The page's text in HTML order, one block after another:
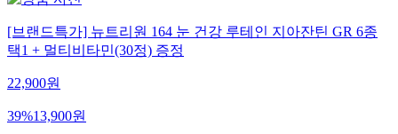
[브랜드특가] 뉴트리원 164 눈 건강 루테인 지아잔틴 GR 6종
택1 + 멀티비타민(30정) 증정
22,900원
39%13,900원